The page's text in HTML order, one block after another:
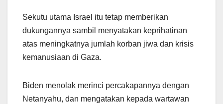
Sekutu utama Israel itu tetap memberikan
dukungannya sambil menyatakan keprihatinan
atas meningkatnya jumlah korban jiwa dan krisis
kemanusiaan di Gaza.
Biden menolak merinci percakapannya dengan
Netanyahu, dan mengatakan kepada wartawan